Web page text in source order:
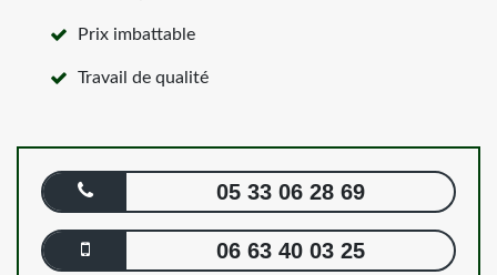
Prix imbattable
Travail de qualité
05 33 06 28 69
06 63 40 03 25